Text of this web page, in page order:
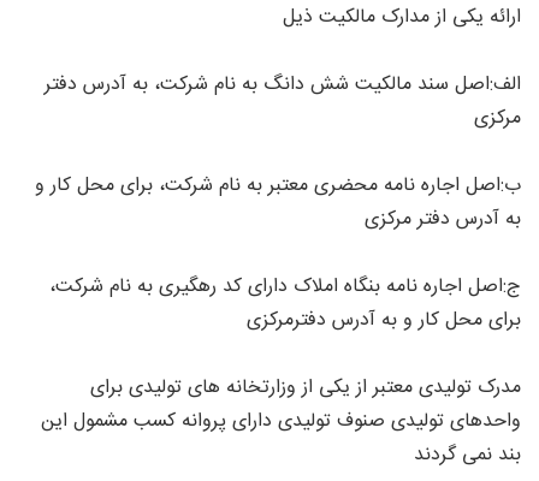
ارائه یکی از مدارک مالکیت ذیل
الف:اصل سند مالکیت شش دانگ به نام شرکت، به آدرس دفتر
مرکزی
ب:اصل اجاره نامه محضری معتبر به نام شرکت، برای محل کار و
به آدرس دفتر مرکزی
ج:اصل اجاره نامه بنگاه املاک دارای کد رهگیری به نام شرکت،
برای محل کار و به آدرس دفترمرکزی
مدرک تولیدی معتبر از یکی از وزارتخانه های تولیدی برای
واحدهای تولیدی صنوف تولیدی دارای پروانه کسب مشمول این
بند نمی گردند